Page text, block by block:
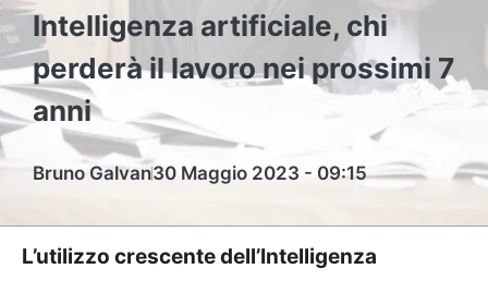
Intelligenza artificiale, chi
perderà il lavoro nei prossimi 7
anni
Bruno Galvan30 Maggio 2023 - 09:15
L’utilizzo crescente dell’Intelligenza